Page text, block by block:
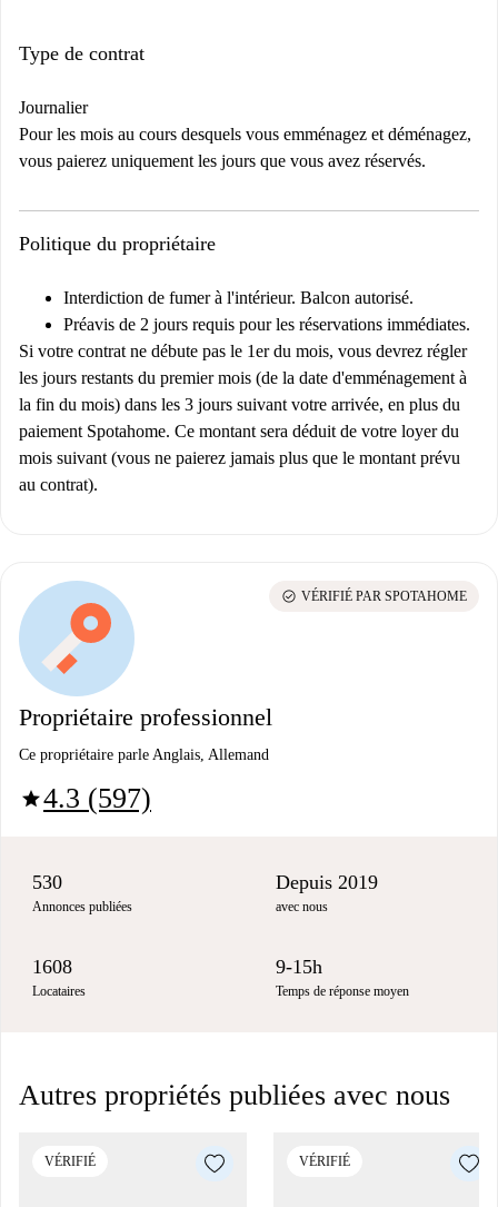
Type de contrat
Journalier
Pour les mois au cours desquels vous emménagez et déménagez,
vous paierez uniquement les jours que vous avez réservés.
Politique du propriétaire
Interdiction de fumer à l'intérieur. Balcon autorisé.
Préavis de 2 jours requis pour les réservations immédiates.
Si votre contrat ne débute pas le 1er du mois, vous devrez régler
les jours restants du premier mois (de la date d'emménagement à
la fin du mois) dans les 3 jours suivant votre arrivée, en plus du
paiement Spotahome. Ce montant sera déduit de votre loyer du
mois suivant (vous ne paierez jamais plus que le montant prévu
au contrat).
Propriétaire professionnel
Ce propriétaire parle Anglais, Allemand
star4.3 (597)
check_circle VÉRIFIÉ PAR SPOTAHOME
530
Annonces publiées
Depuis 2019
avec nous
1608
Locataires
9-15h
Temps de réponse moyen
Autres propriétés publiées avec nous
VÉRIFIÉ VÉRIFIÉ